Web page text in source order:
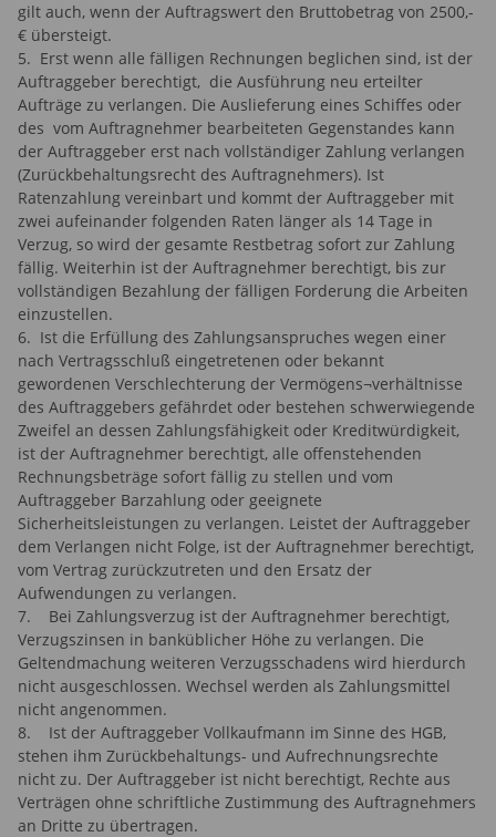
gilt auch, wenn der Auftragswert den Bruttobetrag von 2500,-
€ übersteigt.
5. Erst wenn alle fälligen Rechnungen beglichen sind, ist der
Auftraggeber berechtigt, die Ausführung neu erteilter
Aufträge zu verlangen. Die Auslieferung eines Schiffes oder
des vom Auftragnehmer bearbeiteten Gegenstandes kann
der Auftraggeber erst nach vollständiger Zahlung verlangen
(Zurückbehaltungsrecht des Auftragnehmers). Ist
Ratenzahlung vereinbart und kommt der Auftraggeber mit
zwei aufeinander folgenden Raten länger als 14 Tage in
Verzug, so wird der gesamte Restbetrag sofort zur Zahlung
fällig. Weiterhin ist der Auftragnehmer berechtigt, bis zur
vollständigen Bezahlung der fälligen Forderung die Arbeiten
einzustellen.
6. Ist die Erfüllung des Zahlungsanspruches wegen einer
nach Vertragsschluß eingetretenen oder bekannt
gewordenen Verschlechterung der Vermögens¬verhältnisse
des Auftraggebers gefährdet oder bestehen schwerwiegende
Zweifel an dessen Zahlungsfähigkeit oder Kreditwürdigkeit,
ist der Auftragnehmer berechtigt, alle offenstehenden
Rechnungsbeträge sofort fällig zu stellen und vom
Auftraggeber Barzahlung oder geeignete
Sicherheitsleistungen zu verlangen. Leistet der Auftraggeber
dem Verlangen nicht Folge, ist der Auftragnehmer berechtigt,
vom Vertrag zurückzutreten und den Ersatz der
Aufwendungen zu verlangen.
7. Bei Zahlungsverzug ist der Auftragnehmer berechtigt,
Verzugszinsen in banküblicher Höhe zu verlangen. Die
Geltendmachung weiteren Verzugsschadens wird hierdurch
nicht ausgeschlossen. Wechsel werden als Zahlungsmittel
nicht angenommen.
8. Ist der Auftraggeber Vollkaufmann im Sinne des HGB,
stehen ihm Zurückbehaltungs- und Aufrechnungsrechte
nicht zu. Der Auftraggeber ist nicht berechtigt, Rechte aus
Verträgen ohne schriftliche Zustimmung des Auftragnehmers
an Dritte zu übertragen.